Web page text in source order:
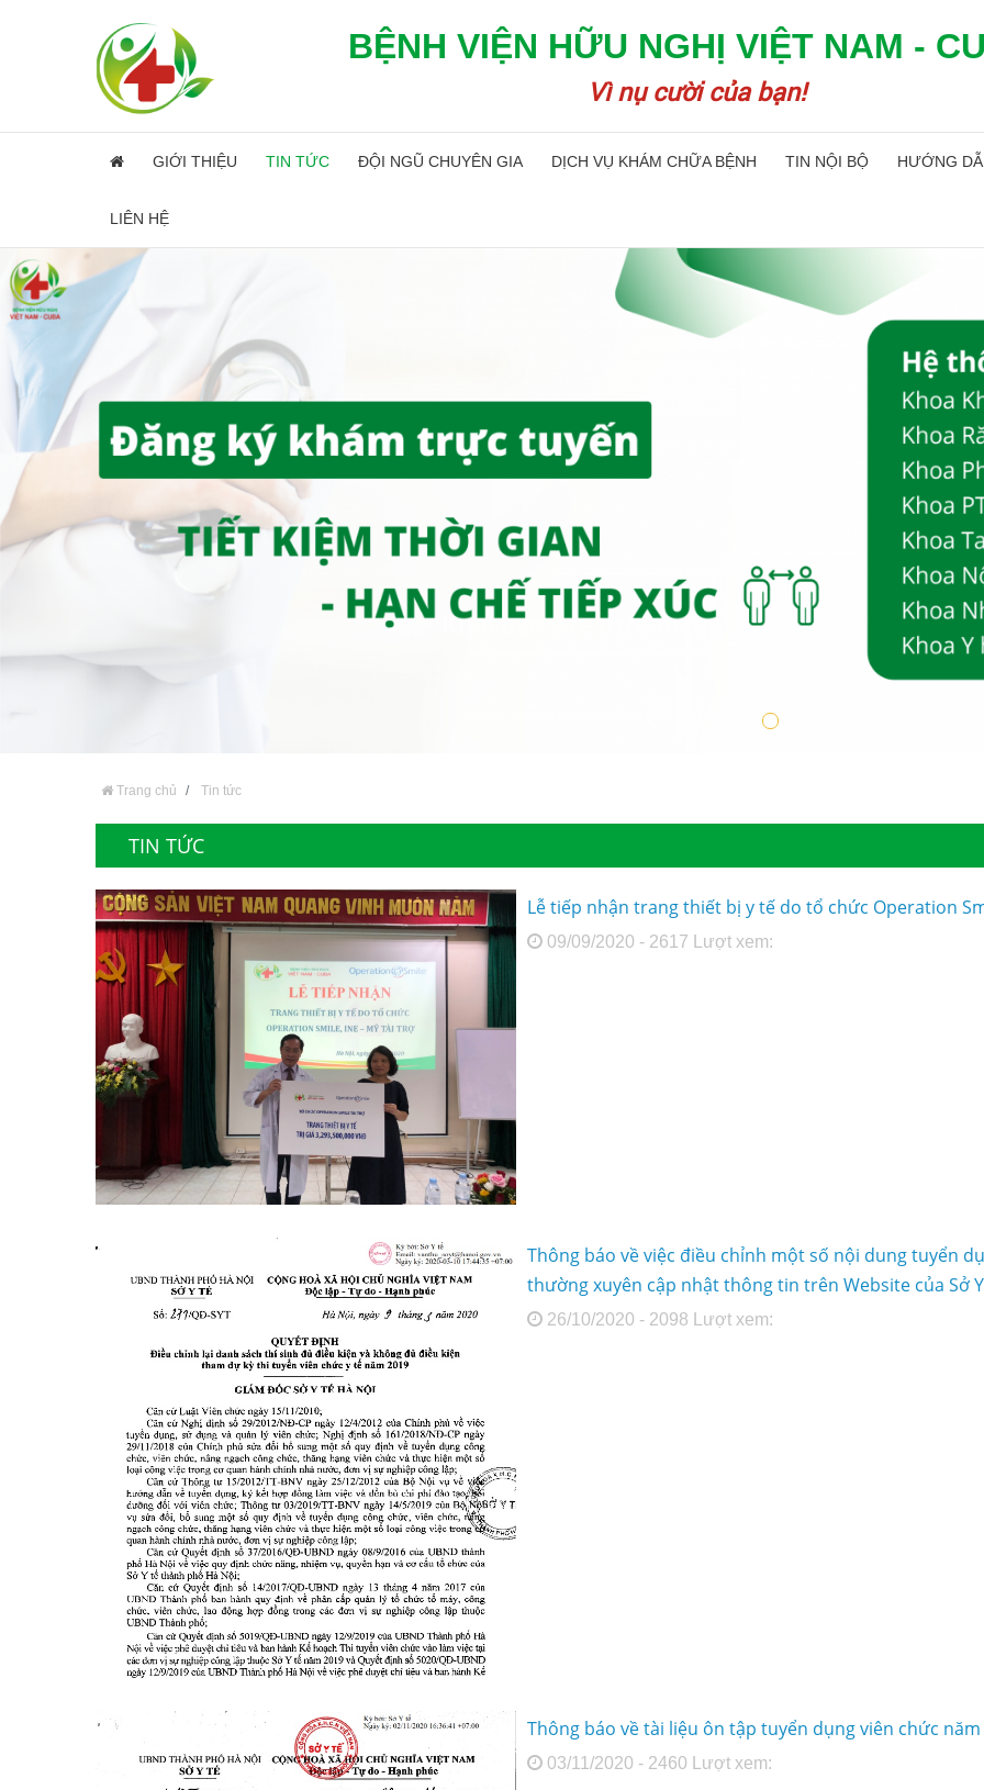
BỆNH VIỆN HỮU NGHỊ VIỆT NAM -
Vì nụ cười của bạn!
GIỚI THIỆU TIN TỨC ĐỘI NGŨ CHUYÊN GIA DỊCH VỤ KHÁM CHỮA BỆNH TIN NỘI BỘ HƯỚNG
LIÊN HỆ
Trang chủ Tin tức
TIN TỨC
Lễ tiếp nhận trang thiết bị y tế do tổ chức Operation
09/09/2020 - 2617 Lượt xem:
Thông báo về việc điều chỉnh một số nội dung tuyển
thường xuyên cập nhật thông tin trên Website của Sở
26/10/2020 - 2098 Lượt xem:
Thông báo về tài liệu ôn tập tuyển dụng viên chức năm
03/11/2020 - 2460 Lượt xem: